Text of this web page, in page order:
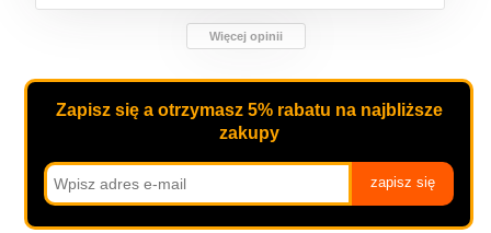
Więcej opinii
Zapisz się a otrzymasz 5% rabatu na najbliższe
zakupy
zapisz się